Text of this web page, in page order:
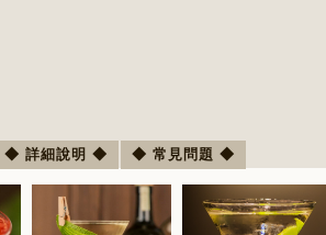
◆ 詳細說明 ◆ ◆ 常見問題 ◆